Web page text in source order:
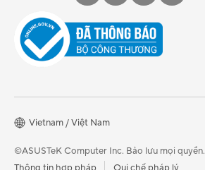
Vietnam / Việt Nam
©ASUSTeK Computer Inc. Bảo lưu mọi quyền.
Thông tin hợp pháp
Qui chế pháp lý